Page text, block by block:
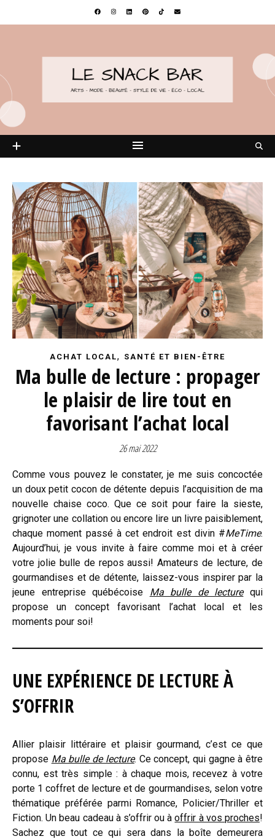
ACHAT LOCAL, SANTÉ ET BIEN-ÊTRE
Ma bulle de lecture : propager
le plaisir de lire tout en
favorisant l’achat local
26 mai 2022
Comme vous pouvez le constater, je me suis concoctée
un doux petit cocon de détente depuis l’acquisition de ma
nouvelle chaise coco. Que ce soit pour faire la sieste,
grignoter une collation ou encore lire un livre paisiblement,
chaque moment passé à cet endroit est divin #MeTime.
Aujourd’hui, je vous invite à faire comme moi et à créer
votre jolie bulle de repos aussi! Amateurs de lecture, de
gourmandises et de détente, laissez-vous inspirer par la
jeune entreprise québécoise Ma bulle de lecturequi
propose un concept favorisant l’achat local et les
moments pour soi!
UNE EXPÉRIENCE DE LECTURE À
S’OFFRIR
Allier plaisir littéraire et plaisir gourmand, c’est ce que
propose Ma bulle de lecture. Ce concept, qui gagne à être
connu, est très simple : à chaque mois, recevez à votre
porte 1 coffret de lecture et de gourmandises, selon votre
thématique préférée parmi Romance, Policier/Thriller et
Fiction. Un beau cadeau à s’offrir ou àoffrir à vos proches!
Sachez que tout ce qui sera dans la boîte demeurera